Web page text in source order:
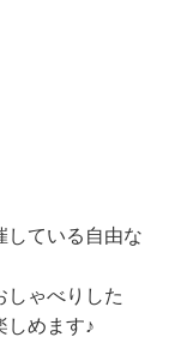
している自由な
しゃべりした
しめます♪